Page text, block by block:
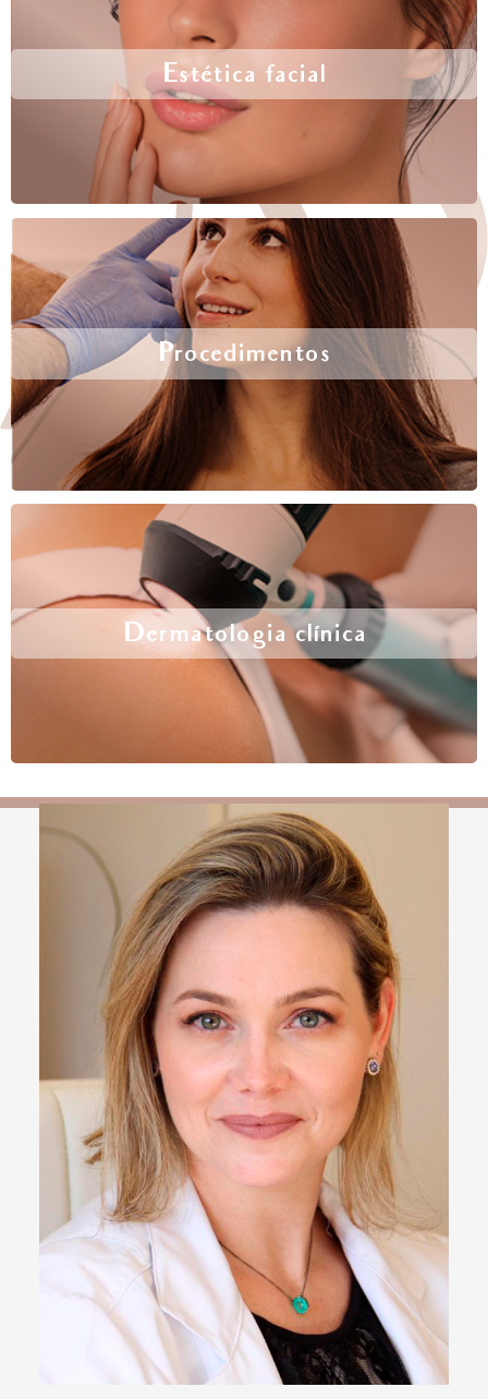
Estética facial
Procedimentos
Dermatologia clínica